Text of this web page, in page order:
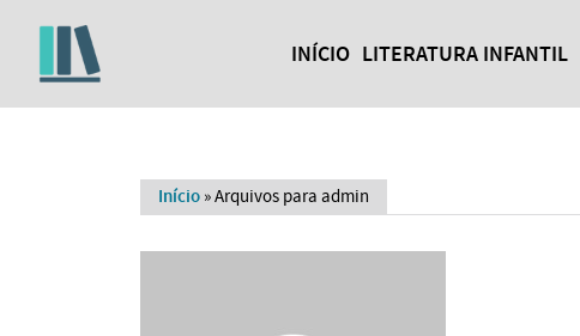
INÍCIO LITERATURA INFANTIL
Início »Arquivos para admin